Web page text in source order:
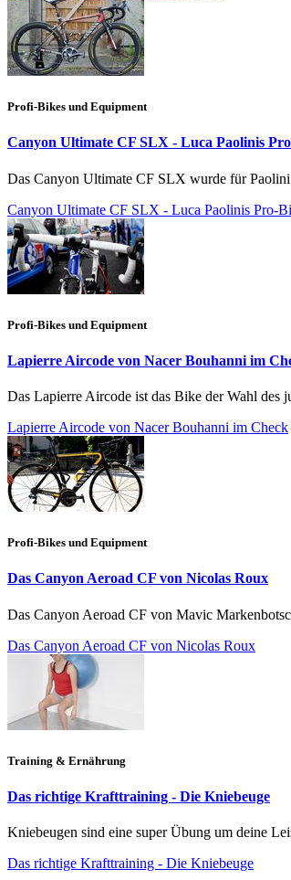
Profi-Bikes und Equipment
Canyon Ultimate CF SLX - Luca Paolinis
Das Canyon Ultimate CF SLX wurde für
Canyon Ultimate CF SLX - Luca Paolinis Pro-
Profi-Bikes und Equipment
Lapierre Aircode von Nacer Bouhanni im
Das Lapierre Aircode ist das Bike der Wahl des
Lapierre Aircode von Nacer Bouhanni im Check
Profi-Bikes und Equipment
Das Canyon Aeroad CF von Nicolas Roux
Das Canyon Aeroad CF von Mavic
Das Canyon Aeroad CF von Nicolas Roux
Training & Ernährung
Das richtige Krafttraining - Die Kniebeuge
Kniebeugen sind eine super Übung um deine
Das richtige Krafttraining - Die Kniebeuge